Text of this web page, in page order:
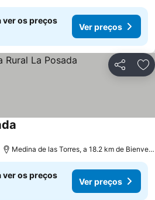
ver os preços
Ver preços
Partilhar
Medina de las Torres, a 18.2 km de
ver os preços
Ver preços